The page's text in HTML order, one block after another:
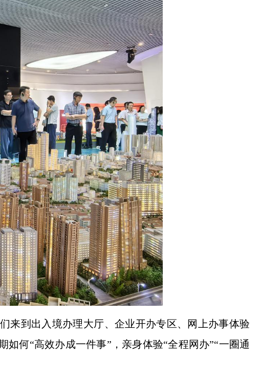
来到出入境办理大厅、企业开办专区、网上办事体验
何“高效办成一件事”，亲身体验“全程网办”“一圈通